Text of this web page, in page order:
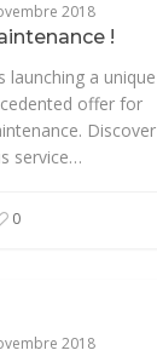
2018
!
launching a unique
offer for
Discover
service…
0
2018